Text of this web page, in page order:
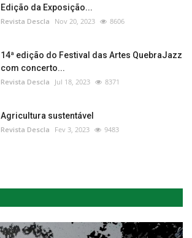
Edição da Exposição...
Revista Descla Nov 20, 2023 8606
14ª edição do Festival das Artes QuebraJazz
com concerto...
Revista Descla Jul 18, 2023 8371
Agricultura sustentável
Revista Descla Fev 3, 2023 9483